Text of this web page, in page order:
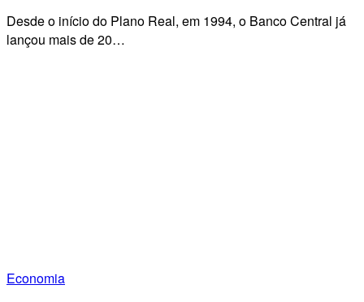
Desde o início do Plano Real, em 1994, o Banco Central já
lançou mais de 20…
Economia